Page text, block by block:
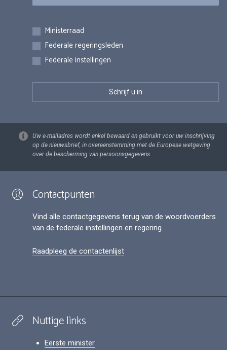
Inschrijvingen
Ministerraad
Federale regeringsleden
Federale instellingen
Uw e-mailadres wordt enkel bewaard en gebruikt voor uw inschrijving
op de nieuwsbrief, in overeenstemming met de Europese wetgeving
over de bescherming van persoonsgegevens.
Contactpunten
Vind alle contactgegevens terug van de woordvoerders
van de federale instellingen en regering.
Raadpleeg de contactenlijst
Nuttige links
Eerste minister